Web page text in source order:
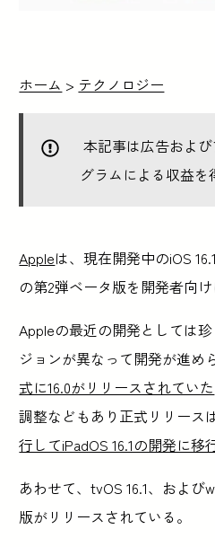
ホーム > テクノロジー
本記事は広告およ
グラムによる収益を
Appleは、現在開発中のiOS
の第2弾ベータ版を開発者向け
Appleの最近の開発としては
ジョンが異なって開発が進め
式に16.0がリリースされていた
調整などもあり正式リリース
行してiPadOS 16.1の開発に移
あわせて、tvOS 16.1、および
版がリリースされている。